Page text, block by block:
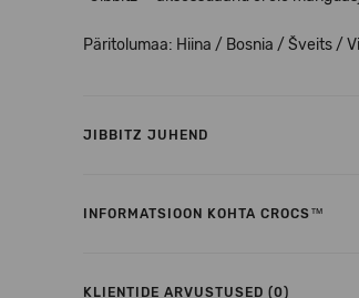
Päritolumaa: Hiina / Bosnia / Šveits /
JIBBITZ JUHEND
INFORMATSIOON KOHTA CROCS™
KLIENTIDE ARVUSTUSED (0)